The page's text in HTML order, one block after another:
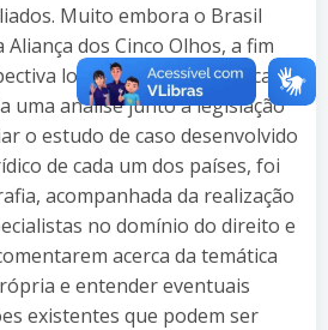
Muito embora o Brasil
dos Cinco Olhos, a fim
local acerca da temática,
uma análise junto à legislação
o estudo de caso desenvolvido
de cada um dos países, foi
acompanhada da realização
no domínio do direito e
acerca da temática
e entender eventuais
existentes que podem ser